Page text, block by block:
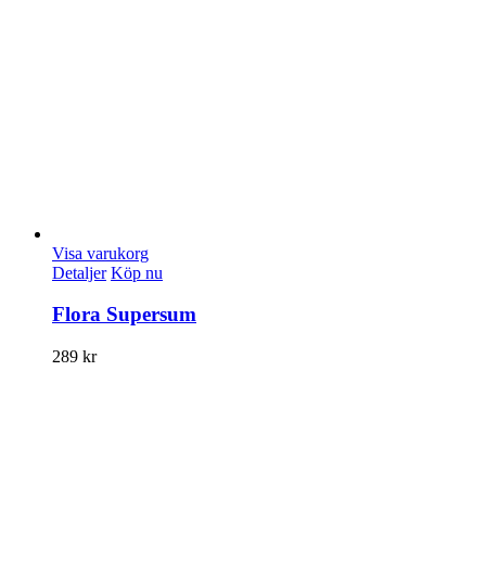
Visa varukorg
Detaljer Köp nu
Flora Supersum
289 kr